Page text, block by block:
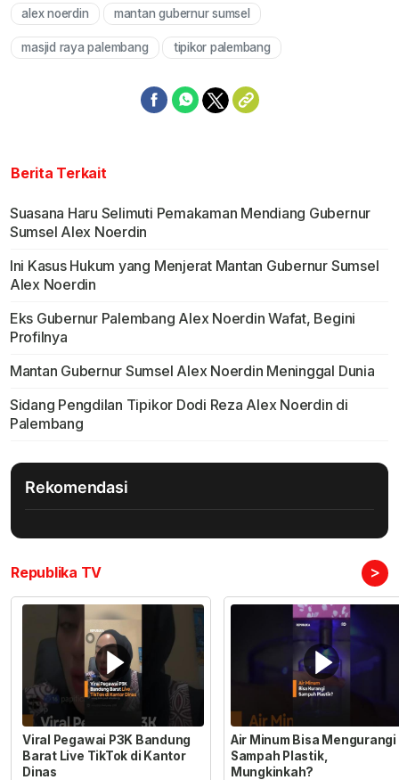
alex noerdin mantan gubernur sumsel
masjid raya palembang tipikor palembang
Berita Terkait
Suasana Haru Selimuti Pemakaman Mendiang Gubernur
Sumsel Alex Noerdin
Ini Kasus Hukum yang Menjerat Mantan Gubernur Sumsel
Alex Noerdin
Eks Gubernur Palembang Alex Noerdin Wafat, Begini
Profilnya
Mantan Gubernur Sumsel Alex Noerdin Meninggal Dunia
Sidang Pengdilan Tipikor Dodi Reza Alex Noerdin di
Palembang
Rekomendasi
Republika TV >
Viral Pegawai P3K Bandung
Barat Live TikTok di Kantor
Dinas
Air Minum Bisa Mengurangi
Sampah Plastik,
Mungkinkah?